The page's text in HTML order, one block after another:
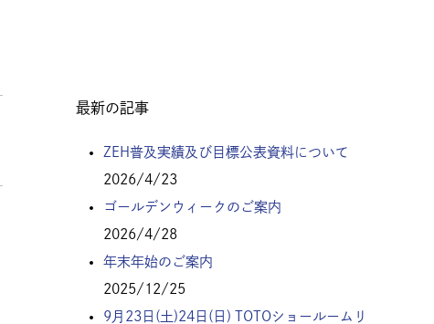
最新の記事
ZEH普及実績及び目標公表資料について
2026/4/23
ゴールデンウィークのご案内
2026/4/28
年末年始のご案内
2025/12/25
9月23日(土)24日(日) TOTOショールームリ